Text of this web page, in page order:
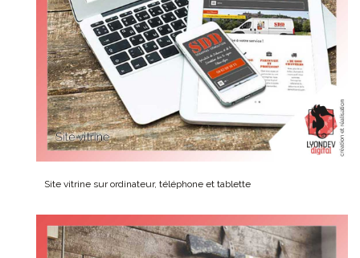
Site vitrine sur ordinateur, téléphone et tablette